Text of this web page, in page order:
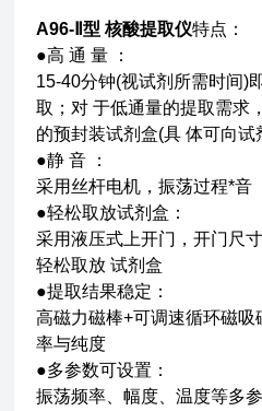
A96-Ⅱ型 核酸提取仪特点：
●高 通 量 ：
15-40分钟(视试剂所需时间)
取；对 于低通量的提取需求
的预封装试剂盒(具 体可向试
●静 音 ：
采用丝杆电机，振荡过程*音
●轻松取放试剂盒：
采用液压式上开门，开门尺
轻松取放 试剂盒
●提取结果稳定：
高磁力磁棒+可调速循环磁
率与纯度
●多参数可设置：
振荡频率、幅度、温度等多